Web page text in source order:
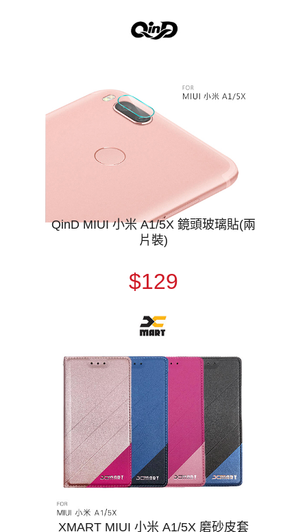
QinD MIUI 小米 A1/5X 鏡頭玻璃貼(兩
片裝)
$129
XMART MIUI 小米 A1/5X 磨砂皮套